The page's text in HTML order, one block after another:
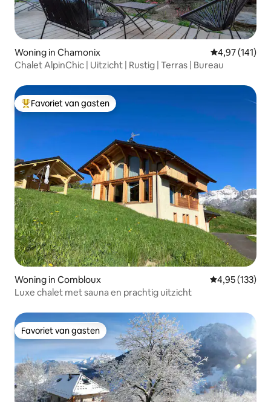
Woning in Chamonix Gemiddelde
4,97 (141)
Chalet AlpinChic | Uitzicht | Rustig | Terras | Bureau
Topfavoriet van gasten
Favoriet van gasten
Woning in Combloux Gemiddelde
4,95 (133)
Luxe chalet met sauna en prachtig uitzicht
Favoriet van gasten
Favoriet van gasten